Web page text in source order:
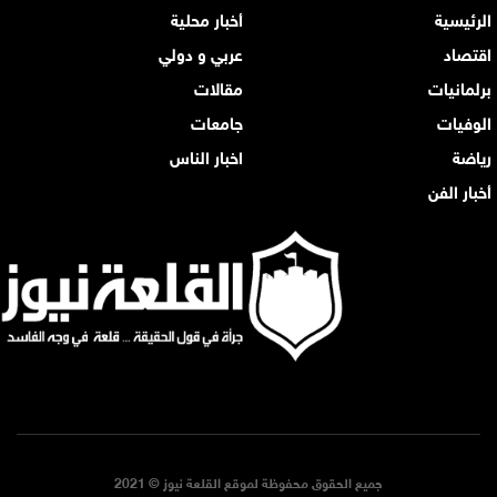
الرئيسية
أخبار محلية
اقتصاد
عربي و دولي
برلمانيات
مقالات
الوفيات
جامعات
رياضة
اخبار الناس
أخبار الفن
جميع الحقوق محفوظة لموقع القلعة نيوز © 2021